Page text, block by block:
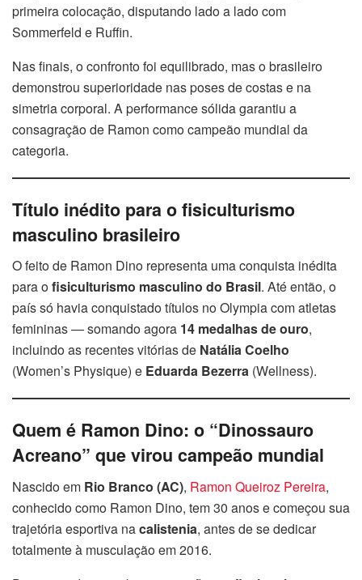
primeira colocação, disputando lado a lado com
Sommerfeld e Ruffin.
Nas finais, o confronto foi equilibrado, mas o brasileiro
demonstrou superioridade nas poses de costas e na
simetria corporal. A performance sólida garantiu a
consagração de Ramon como campeão mundial da
categoria.
Título inédito para o fisiculturismo
masculino brasileiro
O feito de Ramon Dino representa uma conquista inédita
para ofisiculturismo masculino do Brasil. Até então, o
país só havia conquistado títulos no Olympia com atletas
femininas — somando agora 14 medalhas de ouro,
incluindo as recentes vitórias de Natália Coelho
(Women’s Physique) e Eduarda Bezerra (Wellness).
Quem é Ramon Dino: o “Dinossauro
Acreano” que virou campeão mundial
Nascido em Rio Branco (AC), Ramon Queiroz Pereira,
conhecido como Ramon Dino, tem 30 anos e começou sua
trajetória esportiva nacalistenia, antes de se dedicar
totalmente à musculação em 2016.